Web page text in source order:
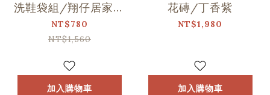
洗鞋袋組/翔仔居家Ｘ
印花樂聯名
NT$780
NT$1,560
加入購物車
花磚/丁香紫
NT$1,980
加入購物車